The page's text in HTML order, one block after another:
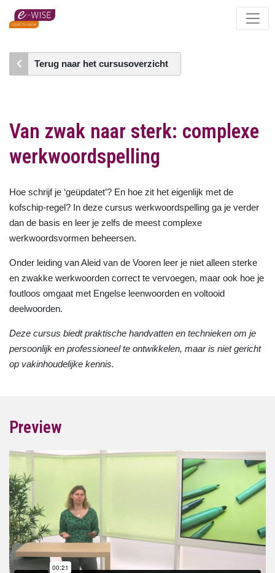
Skip
content
Terug naar het cursusoverzicht
Van zwak naar sterk: complexe
werkwoordspelling
Hoe schrijf je ‘geüpdatet’? En hoe zit het eigenlijk met de
kofschip-regel? In deze cursus werkwoordspelling ga je verder
dan de basis en leer je zelfs de meest complexe
werkwoordsvormen beheersen.
Onder leiding van Aleid van de Vooren leer je niet alleen sterke
en zwakke werkwoorden correct te vervoegen, maar ook hoe je
foutloos omgaat met Engelse leenwoorden en voltooid
deelwoorden.
Deze cursus biedt praktische handvatten en technieken om je
persoonlijk en professioneel te ontwikkelen, maar is niet gericht
op vakinhoudelijke kennis.
Preview